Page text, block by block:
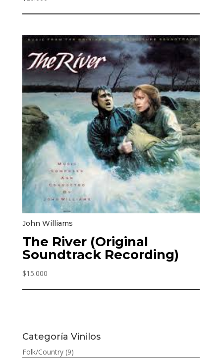
John Williams
The River (Original
Soundtrack Recording)
$15.000
Categoría Vinilos
Folk/Country (9)